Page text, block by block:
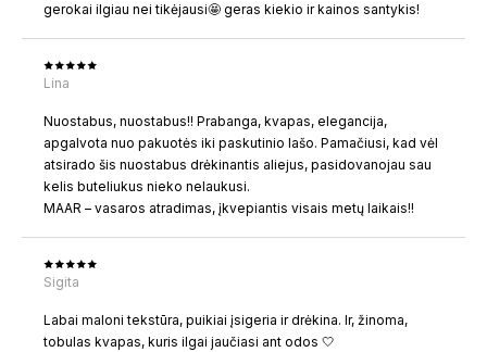
gerokai ilgiau nei tikėjausi🤩 geras kiekio ir kainos santykis!
Nuostabus, nuostabus!! Prabanga, kvapas, elegancija,
apgalvota nuo pakuotės iki paskutinio lašo. Pamačiusi, kad vėl
atsirado šis nuostabus drėkinantis aliejus, pasidovanojau sau
kelis buteliukus nieko nelaukusi.
MAAR – vasaros atradimas, įkvepiantis visais metų laikais!!
Lina
Labai maloni tekstūra, puikiai įsigeria ir drėkina. Ir, žinoma,
tobulas kvapas, kuris ilgai jaučiasi ant odos 🤍
Sigita